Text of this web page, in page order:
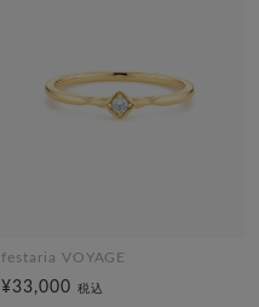
festaria VOYAGE
¥33,000 税込